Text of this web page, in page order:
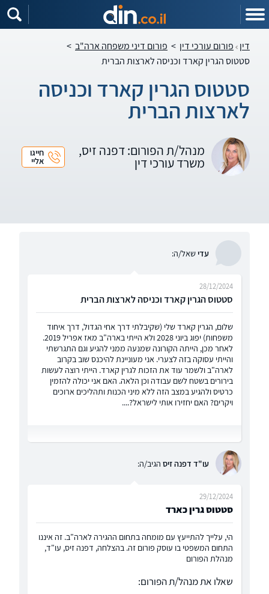
דין פורום עורכי דין > פורום דיני משפחה ארה"ב >
סטטוס הגרין קארד וכניסה לארצות הברית
סטטוס הגרין קארד וכניסה
לארצות הברית
מנהל/ת הפורום: דפנה זיס,
משרד עורכי דין
חייגו
אליי
עדישאל/ה:
סטטוס הגרין קארד וכניסה לארצות הברית
28/12/2024
שלום, הגרין קארד שלי (שקיבלתי דרך אחי הגדול, דרך איחוד
משפחות) יפוג ביוני 2028 ולא הייתי בארה"ב מאז אפריל 2019.
לאחר מכן, הייתה הקורונה שמנעה ממני להגיע וגם התגרשתי
והייתי עסוקה בזה לצערי. אני מעוניינת להיכנס שוב בקרוב
לארה"ב ולשמר עוד את הזכות לגרין קארד. הייתי רוצה לעשות
בירורים בשטח לשם עבודה וכן הלאה. האם אני יכולה להזמין
כרטיס ולהגיע במצב הזה ללא מיני הכנות ותהליכים ארוכים
ויקרים? האם יחזירו אותי לישראל?....
עו"ד דפנה זיס הגיב/ה:
סטטוס גרין כארד
29/12/2024
הי, עלייך להתייעץ עם מומחה בתחום ההגירה לארה"ב. זה איננו
התחום המשפטי בו עוסק פורום זה. בהצלחה, דפנה זיס, עו"ד,
מנהלת הפורום
שאלו את מנהל/ת הפורום: